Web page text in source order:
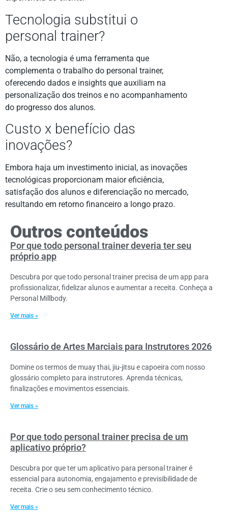
Tecnologia substitui o
personal trainer?
Não, a tecnologia é uma ferramenta que
complementa o trabalho do personal trainer,
oferecendo dados e insights que auxiliam na
personalização dos treinos e no acompanhamento
do progresso dos alunos.
Custo x benefício das
inovações?
Embora haja um investimento inicial, as inovações
tecnológicas proporcionam maior eficiência,
satisfação dos alunos e diferenciação no mercado,
resultando em retorno financeiro a longo prazo.
Outros conteúdos
Por que todo personal trainer deveria ter seu
próprio app
Descubra por que todo personal trainer precisa de um app para
profissionalizar, fidelizar alunos e aumentar a receita. Conheça a
Personal Millbody.
Ver mais »
Glossário de Artes Marciais para Instrutores 2026
Domine os termos de muay thai, jiu-jitsu e capoeira com nosso
glossário completo para instrutores. Aprenda técnicas,
finalizações e movimentos essenciais.
Ver mais »
Por que todo personal trainer precisa de um
aplicativo próprio?
Descubra por que ter um aplicativo para personal trainer é
essencial para autonomia, engajamento e previsibilidade de
receita. Crie o seu sem conhecimento técnico.
Ver mais »